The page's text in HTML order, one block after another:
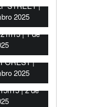
STREET |
2025
| 1 de
|
2025
OF
| 2 de